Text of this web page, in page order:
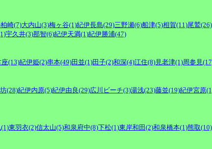
崎(7)大内山(3)梅ヶ谷(1)紀伊長島(29)三野瀬(6)船津(5)相賀(11)尾鷲(26)
宇久井(3)那智(6)紀伊天満(1)紀伊勝浦(47)
座(13)紀伊姫(2)串本(49)田並(1)田子(2)和深(4)江住(8)見老津(1)周参見
(28)紀伊内原(5)紀伊由良(29)広川ビーチ(3)湯浅(23)藤並(19)紀伊宮原
東羽衣(2)信太山(5)和泉府中(8)下松(1)東岸和田(2)和泉橋本(1)熊取(10)